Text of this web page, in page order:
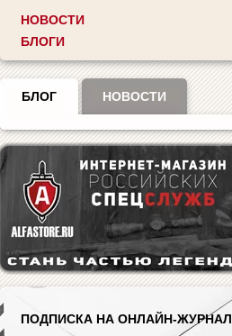
НОВОСТИ
БЛОГИ
БЛОГ НОВОСТИ
ПОДПИСКА НА ОНЛАЙН-ЖУРНАЛ